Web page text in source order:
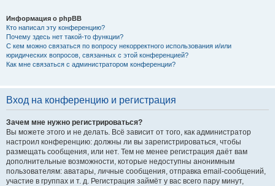
Информация о phpBB
Кто написал эту конференцию?
Почему здесь нет такой-то функции?
С кем можно связаться по вопросу некорректного использования и/или
юридических вопросов, связанных с этой конференцией?
Как мне связаться с администратором конференции?
Вход на конференцию и регистрация
Зачем мне нужно регистрироваться?
Вы можете этого и не делать. Всё зависит от того, как администратор
настроил конференцию: должны ли вы зарегистрироваться, чтобы
размещать сообщения, или нет. Тем не менее регистрация даёт вам
дополнительные возможности, которые недоступны анонимным
пользователям: аватары, личные сообщения, отправка email-сообщений,
участие в группах и т. д. Регистрация займёт у вас всего пару минут,